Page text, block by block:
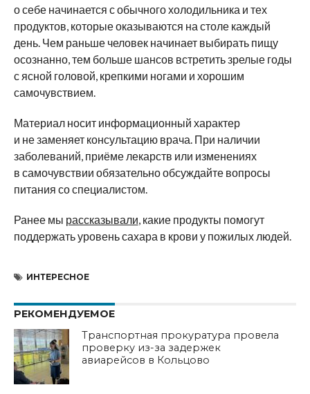
о себе начинается с обычного холодильника и тех
продуктов, которые оказываются на столе каждый
день. Чем раньше человек начинает выбирать пищу
осознанно, тем больше шансов встретить зрелые годы
с ясной головой, крепкими ногами и хорошим
самочувствием.
Материал носит информационный характер
и не заменяет консультацию врача. При наличии
заболеваний, приёме лекарств или изменениях
в самочувствии обязательно обсуждайте вопросы
питания со специалистом.
Ранее мы рассказывали , какие продукты помогут
поддержать уровень сахара в крови у пожилых людей.
ИНТЕРЕСНОЕ
РЕКОМЕНДУЕМОЕ
Транспортная прокуратура провела
проверку из-за задержек
авиарейсов в Кольцово